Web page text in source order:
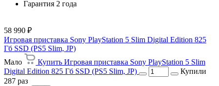
Гарантия 2 года
58 990 ₽
Игровая приставка Sony PlayStation 5 Slim Digital Edition 825
Гб SSD (PS5 Slim, JP)
Мало
Купить Игровая приставка Sony PlayStation 5 Slim
Digital Edition 825 Гб SSD (PS5 Slim, JP)
Купили
287 раз